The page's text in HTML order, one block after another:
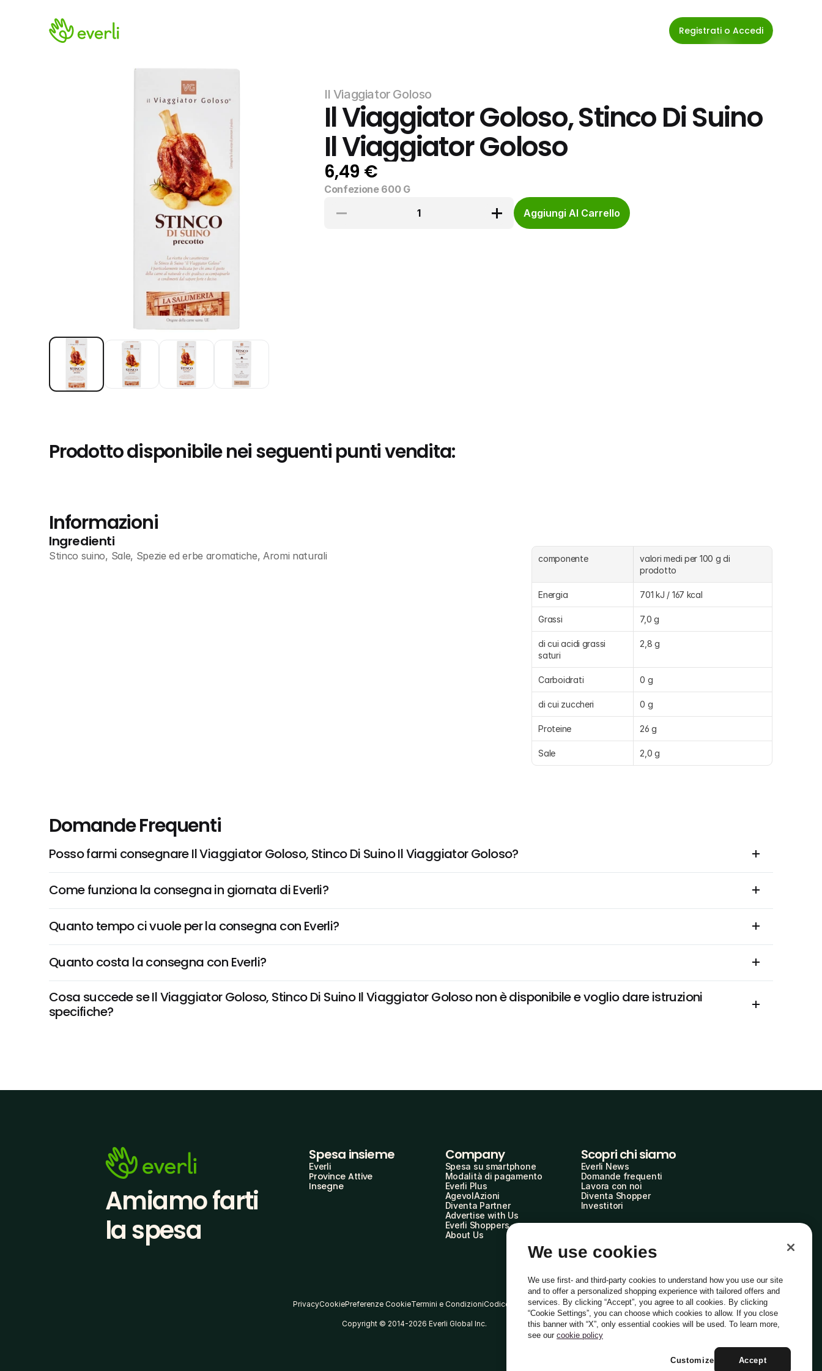
Registrati o Accedi
Il Viaggiator Goloso
Il Viaggiator Goloso, Stinco Di Suino
Il Viaggiator Goloso
6,49 €
Confezione 600 G
1
Aggiungi Al Carrello
Prodotto disponibile nei seguenti punti vendita:
Informazioni
Ingredienti
Stinco suino, Sale, Spezie ed erbe aromatiche, Aromi naturali componente
valori medi per 100 g di
prodotto
Energia 701 kJ / 167 kcal
Grassi 7,0 g
di cui acidi grassi
saturi
2,8 g
Carboidrati 0 g
di cui zuccheri 0 g
Proteine 26 g
Sale 2,0 g
Domande Frequenti
Posso farmi consegnare Il Viaggiator Goloso, Stinco Di Suino Il Viaggiator Goloso?
Come funziona la consegna in giornata di Everli?
Quanto tempo ci vuole per la consegna con Everli?
Quanto costa la consegna con Everli?
Cosa succede se Il Viaggiator Goloso, Stinco Di Suino Il Viaggiator Goloso non è disponibile e voglio dare istruzioni
specifiche?
Amiamo farti
la spesa
Spesa insieme
Everli
Province Attive
Insegne
Company
Spesa su smartphone
Modalità di pagamento
Everli Plus
AgevolAzioni
Diventa Partner
Advertise with Us
Everli Shoppers
About Us
Scopri chi siamo
Everli News
Domande frequenti
Lavora con noi
Diventa Shopper
Investitori
PrivacyCookiePreferenze CookieTermini e CondizioniCodice Etico
Copyright © 2014-2026 Everli Global Inc. Italiano
We use cookies
We use first- and third-party cookies to understand how you use our site
and to offer a personalized shopping experience with tailored offers and
services. By clicking “Accept”, you agree to all cookies. By clicking
“Cookie Settings”, you can choose which cookies to allow. If you close
this banner with “X”, only essential cookies will be used. To learn more,
see our cookie policy
Accept
Customize